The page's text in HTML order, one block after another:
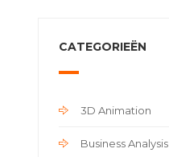
CATEGORIEËN
3D Animation
Business Analysis